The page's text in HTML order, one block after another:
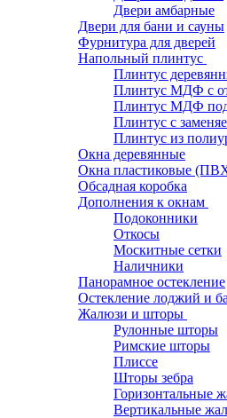
Двери амбарные
Двери для бани и сауны
Фурнитура для дверей
Напольный плинтус
Плинтус
Плинтус МДФ с
Плинтус МДФ под
Плинтус с
Плинтус из
Окна деревянные
Окна пластиковые
Обсадная коробка
Дополнения к окнам
Подоконники
Откосы
Москитные сетки
Наличники
Панорамное остекление
Остекление лоджий и
Жалюзи и шторы
Рулонные шторы
Римские шторы
Плиссе
Шторы зебра
Горизонтальные
Вертикальные